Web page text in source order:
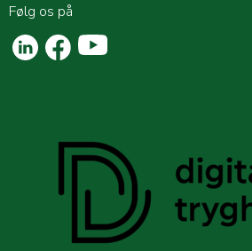
Følg os på